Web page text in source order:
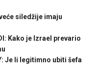
siledžije imaju
Kako je Izrael prevario
Je li legitimno ubiti šefa